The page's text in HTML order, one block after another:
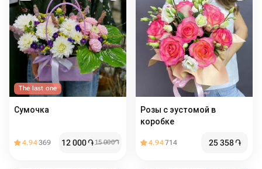
The last one
Сумочка
4.94369 12 000֏15 000֏
Розы с эустомой в
коробке
4.94714 25 358֏